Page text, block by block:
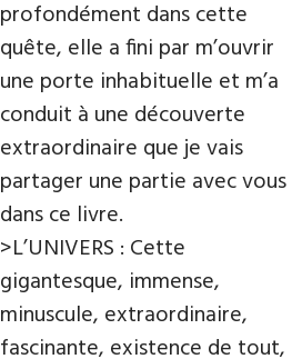
profondément dans cette
quête, elle a fini par m’ouvrir
une porte inhabituelle et m’a
conduit à une découverte
extraordinaire que je vais
partager une partie avec vous
dans ce livre.
>L’UNIVERS : Cette
gigantesque, immense,
minuscule, extraordinaire,
fascinante, existence de tout,